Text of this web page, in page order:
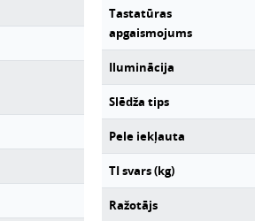
Tastatūras
apgaismojums
Iluminācija
Slēdža tips
Pele iekļauta
TI svars (kg)
Ražotājs